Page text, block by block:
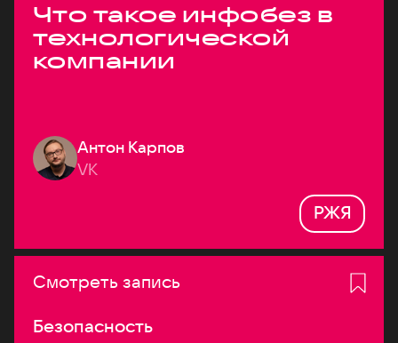
Что такое инфобез в
технологической
компании
Антон Карпов
VK
РЖЯ
Смотреть запись
Безопасность